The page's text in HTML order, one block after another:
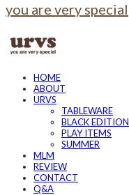
you are very special
HOME
ABOUT
URVS
TABLEWARE
BLACK EDITION
PLAY ITEMS
SUMMER
MLM
REVIEW
CONTACT
Q&A